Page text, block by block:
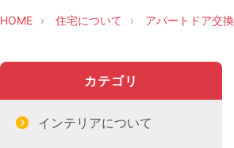
HOME 住宅について アパートドア交
カテゴリ
インテリアについて